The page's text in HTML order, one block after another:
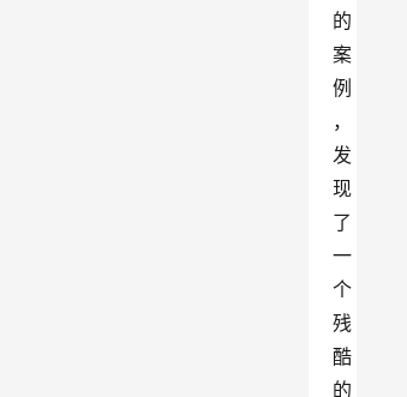
的
案
例
，
发
现
了
一
个
残
酷
的